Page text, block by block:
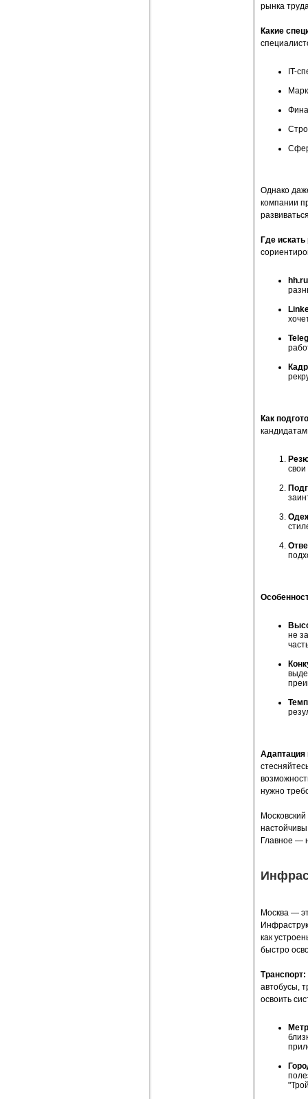
рынка
Какие
IT-
Однако
компании
Где искать
Как
не
Адаптация
нужно
Главное —
Москва —
как
быстро
Транспорт:
автобусы,
освоить